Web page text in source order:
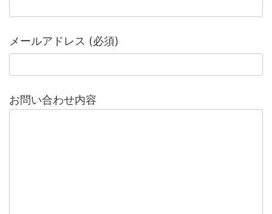
メールアドレス (必須)
お問い合わせ内容